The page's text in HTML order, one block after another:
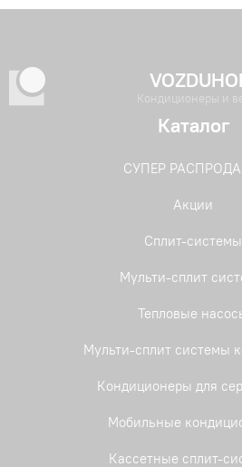
Кондиционеры и
Каталог
СУПЕР
Акции
Сплит-системы
Мульти-сплит
Тепловые
Мульти-сплит системы
Кондиционеры для
Мобильные
Кассетные сплит-